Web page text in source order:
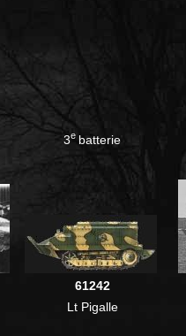
3e batterie
61242
Lt Pigalle